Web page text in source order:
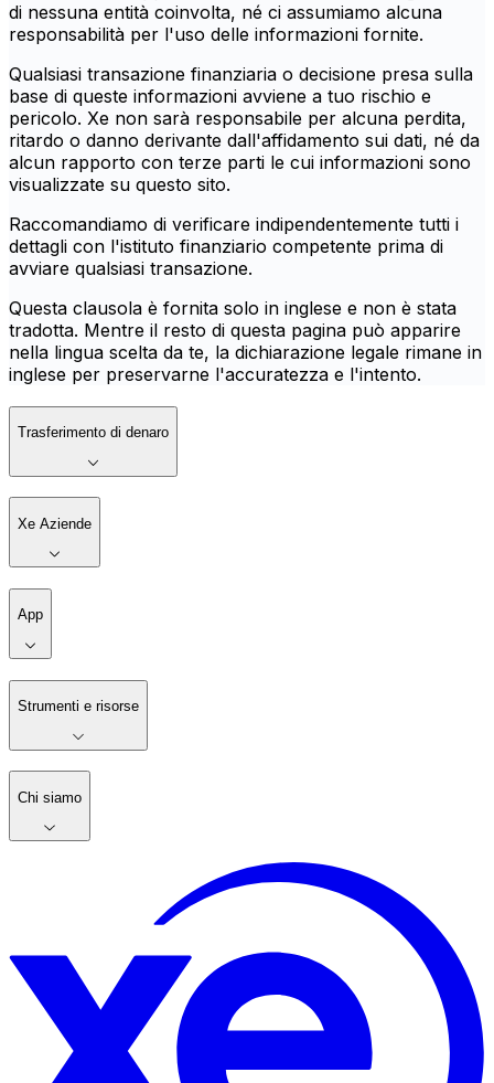
di nessuna entità coinvolta, né ci assumiamo alcuna
responsabilità per l'uso delle informazioni fornite.
Qualsiasi transazione finanziaria o decisione presa sulla
base di queste informazioni avviene a tuo rischio e
pericolo. Xe non sarà responsabile per alcuna perdita,
ritardo o danno derivante dall'affidamento sui dati, né da
alcun rapporto con terze parti le cui informazioni sono
visualizzate su questo sito.
Raccomandiamo di verificare indipendentemente tutti i
dettagli con l'istituto finanziario competente prima di
avviare qualsiasi transazione.
Questa clausola è fornita solo in inglese e non è stata
tradotta. Mentre il resto di questa pagina può apparire
nella lingua scelta da te, la dichiarazione legale rimane in
inglese per preservarne l'accuratezza e l'intento.
Trasferimento di denaro
Xe Aziende
App
Strumenti e risorse
Chi siamo